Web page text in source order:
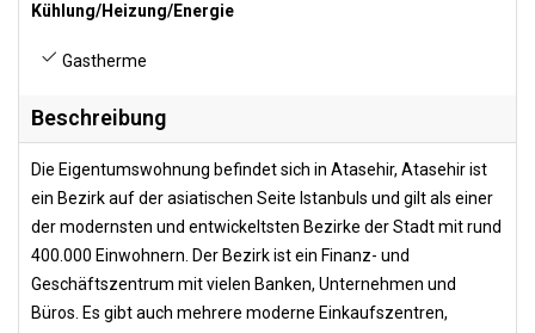
Kühlung/Heizung/Energie
Gastherme
Beschreibung
Die Eigentumswohnung befindet sich in Atasehir, Atasehir ist
ein Bezirk auf der asiatischen Seite Istanbuls und gilt als einer
der modernsten und entwickeltsten Bezirke der Stadt mit rund
400.000 Einwohnern. Der Bezirk ist ein Finanz- und
Geschäftszentrum mit vielen Banken, Unternehmen und
Büros. Es gibt auch mehrere moderne Einkaufszentren,